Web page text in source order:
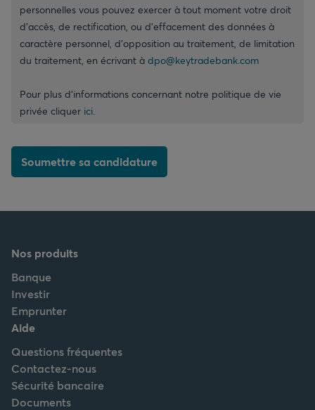
personnelles vous pouvez exercer à tout moment votre droit
d'accès, de rectification, ou d’effacement des données à
caractère personnel, d'opposition au traitement, de limitation
du traitement, en écrivant à dpo@keytradebank.com
Pour plus d’informations concernant notre politique de vie
privée cliquer ici.
Soumettre sa candidature
Nos produits
Banque
Investir
Emprunter
Aide
Questions fréquentes
Contactez-nous
Sécurité bancaire
Documents